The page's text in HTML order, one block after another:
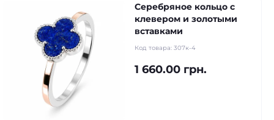
Серебряное кольцо с
клевером и золотыми
вставками
Код товара: 307к-4
1 660.00 грн.